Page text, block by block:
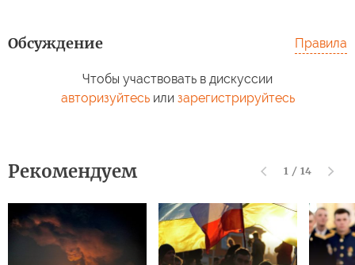
Обсуждение Правила
Чтобы участвовать в дискуссии
авторизуйтесьили зарегистрируйтесь
Рекомендуем 1 / 14